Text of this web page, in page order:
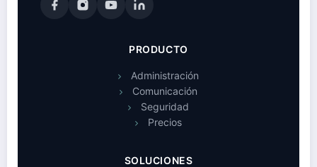
PRODUCTO
Administración
Comunicación
Seguridad
Precios
SOLUCIONES